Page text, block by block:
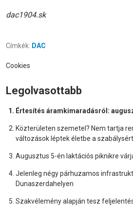
dac1904.sk
Címkék: DAC
Cookies
Legolvasottabb
Értesítés áramkimaradásról:
Közterületen szemetel? Nem tartja
változások léptek életbe a
Augusztus 5-én laktációs piknikre
Jelenleg négy párhuzamos
Dunaszerdahelyen
Szakvélemény alapján tesz